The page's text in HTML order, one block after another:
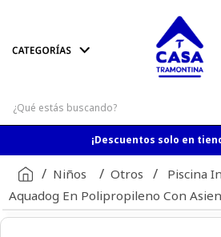
¡Descuentos solo en
Niños Otros
Piscina
Aquadog En Polipropileno Con